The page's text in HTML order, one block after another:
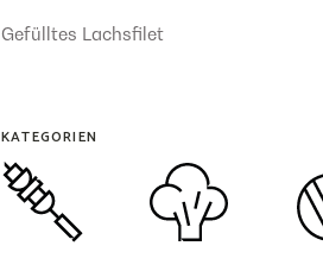
Gefülltes Lachsfilet
KATEGORIEN